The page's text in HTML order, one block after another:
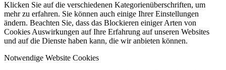
Klicken Sie auf die verschiedenen Kategorienüberschriften, um
mehr zu erfahren. Sie können auch einige Ihrer Einstellungen
ändern. Beachten Sie, dass das Blockieren einiger Arten von
Cookies Auswirkungen auf Ihre Erfahrung auf unseren Websites
und auf die Dienste haben kann, die wir anbieten können.
Notwendige Website Cookies